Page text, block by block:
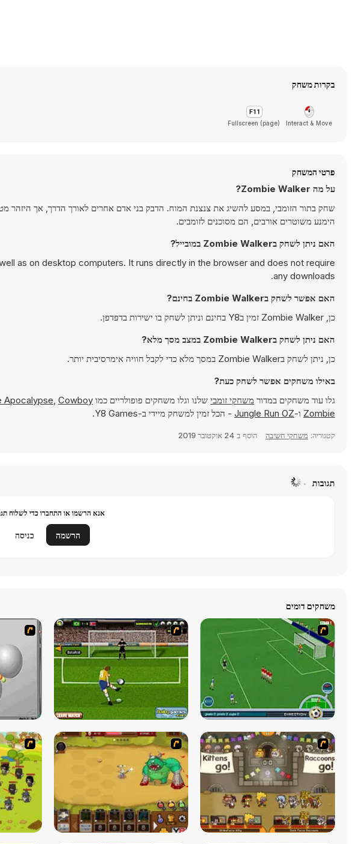
בקרות משחק
Interact & Move
Fullscreen (page)
פרטי המשחק
על מה Zombie Walker?
הימנע משוטרים אורבים, הם מסוכנים לזומבים.
האם ניתן לשחק בZombie Walker במובייל?
as on desktop computers. It runs directly in the browser and does not require
any downloads.
האם אפשר לשחק בZombie Walker בחינם?
כן, Zombie Walker זמין בY8 בחינם וניתן לשחק בו ישירות בדפדפן.
האם ניתן לשחק בZombie Walker במצב מסך מלא?
כן, ניתן לשחק בZombie Walker במסך מלא כדי לקבל חוויה אימרסיבית יותר.
באילו משחקים אפשר לשחק כעת?
גלו עוד משחקים במדור משחקי זומבי שלנו וגלו משחקים פופולריים כמו Apocalypse, Cowboy
Zombie ו-Jungle Run OZ - הכל זמין למשחק מיידי ב-Y8 Games.
קטגוריה: משחקי חשיבה הוסף ב 24 אוקטובר 2019
תגובות
אנא הרשמו או התחברו כדי לשלוח
הרשמה כניסה
משחקים דומים